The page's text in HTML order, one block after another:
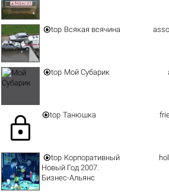
top Всякая всячина
top Мой Субарик
lock top Танюшка
top Корпоративный
Новый Год 2007.
Бизнес-Альянс